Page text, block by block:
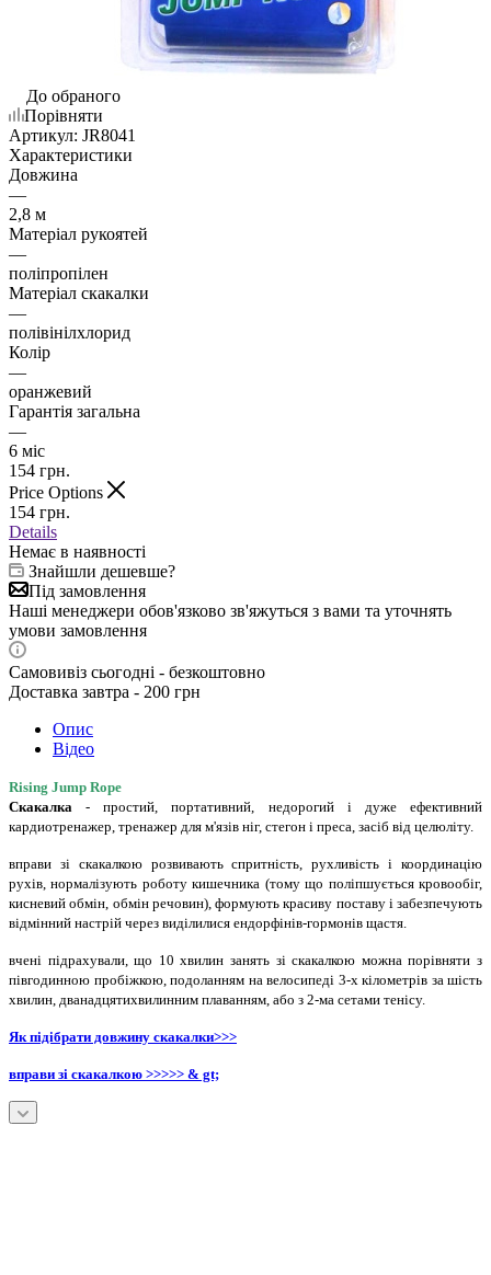
До обраного
Порівняти
Артикул: JR8041
Характеристики
Довжина
—
2,8 м
Матеріал рукоятей
—
поліпропілен
Матеріал скакалки
—
полівінілхлорид
Колір
—
оранжевий
Гарантія загальна
—
6 міс
154 грн.
Price Options
154 грн.
Details
Немає в наявності
Знайшли дешевше?
Під замовлення
Наші менеджери обов'язково зв'яжуться з вами та уточнять
умови замовлення
Самовивіз сьогодні - безкоштовно
Доставка завтра - 200 грн
Опис
Відео
Rising Jump Rope
Скакалка- простий, портативний, недорогий і дуже ефективний
кардиотренажер, тренажер для м'язів ніг, стегон і преса, засіб від целюліту.
вправи зі скакалкою розвивають спритність, рухливість і координацію
рухів, нормалізують роботу кишечника (тому що поліпшується кровообіг,
кисневий обмін, обмін речовин), формують красиву поставу і забезпечують
відмінний настрій через виділилися ендорфінів-гормонів щастя.
вчені підрахували, що 10 хвилин занять зі скакалкою можна порівняти з
півгодинною пробіжкою, подоланням на велосипеді 3-х кілометрів за шість
хвилин, дванадцятихвилинним плаванням, або з 2-ма сетами тенісу.
Як підібрати довжину скакалки>>>
вправи зі скакалкою >>>>> & gt;